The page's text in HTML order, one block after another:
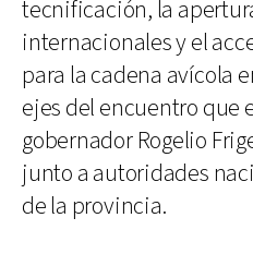
tecnificación, la
internacionales y el
para la cadena avícola
ejes del encuentro que
gobernador Rogelio
junto a autoridades
de la provincia.